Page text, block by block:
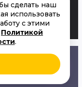
сделать наш
использовать
с этими
Политикой
.